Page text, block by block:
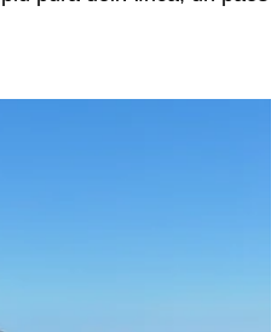
rappresenta